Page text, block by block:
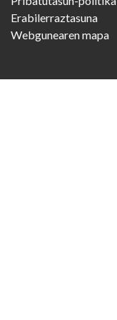
Erabilerraztasuna
Webgunearen mapa